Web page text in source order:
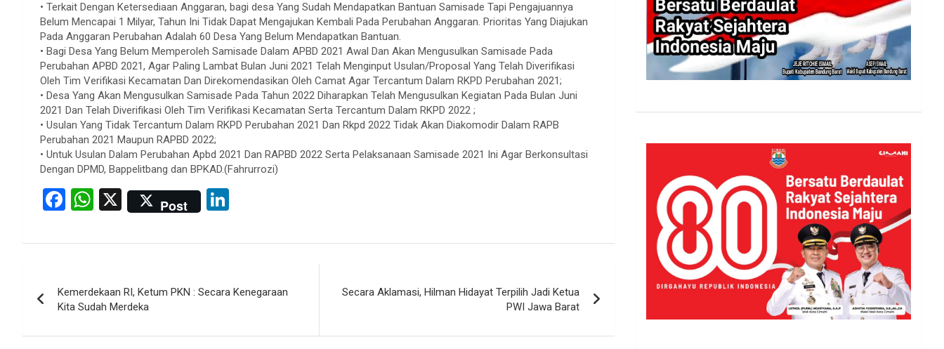
• Terkait Dengan Ketersediaan Anggaran, bagi desa Yang Sudah Mendapatkan Bantuan Samisade Tapi Pengajuannya
Belum Mencapai 1 Milyar, Tahun Ini Tidak Dapat Mengajukan Kembali Pada Perubahan Anggaran. Prioritas Yang Diajukan
Pada Anggaran Perubahan Adalah 60 Desa Yang Belum Mendapatkan Bantuan.
• Bagi Desa Yang Belum Memperoleh Samisade Dalam APBD 2021 Awal Dan Akan Mengusulkan Samisade Pada
Perubahan APBD 2021, Agar Paling Lambat Bulan Juni 2021 Telah Menginput Usulan/Proposal Yang Telah Diverifikasi
Oleh Tim Verifikasi Kecamatan Dan Direkomendasikan Oleh Camat Agar Tercantum Dalam RKPD Perubahan 2021;
• Desa Yang Akan Mengusulkan Samisade Pada Tahun 2022 Diharapkan Telah Mengusulkan Kegiatan Pada Bulan Juni
2021 Dan Telah Diverifikasi Oleh Tim Verifikasi Kecamatan Serta Tercantum Dalam RKPD 2022 ;
• Usulan Yang Tidak Tercantum Dalam RKPD Perubahan 2021 Dan Rkpd 2022 Tidak Akan Diakomodir Dalam RAPB
Perubahan 2021 Maupun RAPBD 2022;
• Untuk Usulan Dalam Perubahan Apbd 2021 Dan RAPBD 2022 Serta Pelaksanaan Samisade 2021 Ini Agar Berkonsultasi
Dengan DPMD, Bappelitbang dan BPKAD.(Fahrurrozi)
F
ce
o
o
k
W
at
A
p
p
X Post
ke
n
navigation
Kemerdekaan RI, Ketum PKN : Secara Kenegaraan
Kita Sudah Merdeka
Secara Aklamasi, Hilman Hidayat Terpilih Jadi Ketua
PWI Jawa Barat